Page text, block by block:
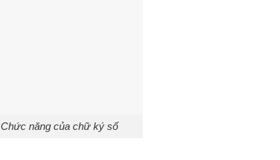
Chức năng của chữ ký số